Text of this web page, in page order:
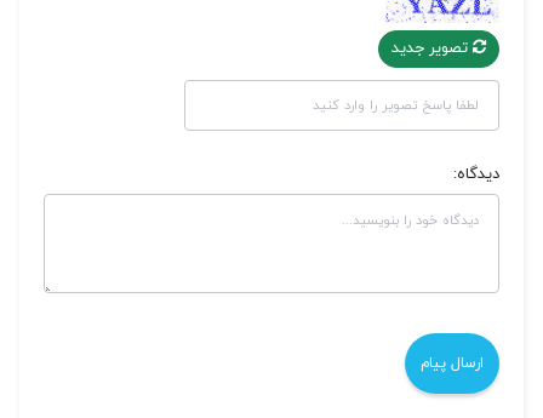
تصویر جدید
دیدگاه: